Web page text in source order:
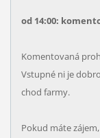
od 14:00:
Komentovaná
Vstupné ni je
chod farmy.
Pokud máte